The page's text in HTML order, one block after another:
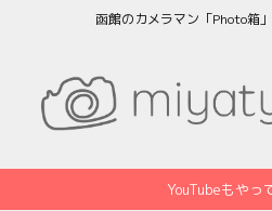
函館のカメラマン「Photo箱
YouTubeもやっ